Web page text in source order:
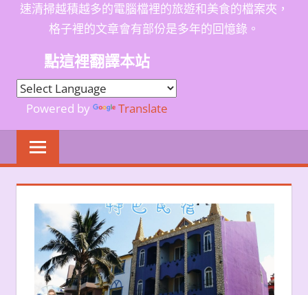
速清掃越積越多的電腦檔裡的旅遊和美食的檔案夾，
格子裡的文章會有部份是多年的回憶錄。
點這裡翻譯本站
Powered by Translate